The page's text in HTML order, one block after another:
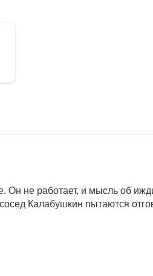
не работает, и мысль об
Калабушкин пытаются